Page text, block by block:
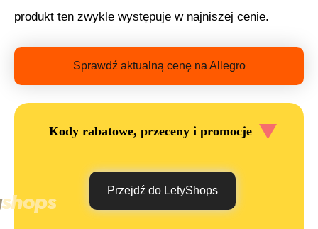
produkt ten zwykle występuje w najniszej cenie.
Sprawdź aktualną cenę na Allegro
Kody rabatowe, przeceny i promocje
Przejdź do LetyShops